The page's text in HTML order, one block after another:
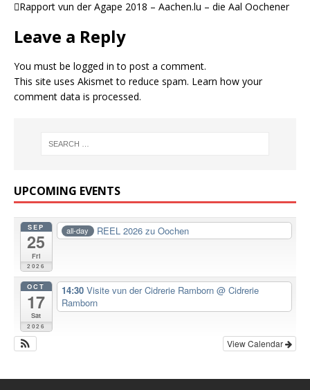
Rapport vun der Agape 2018 – Aachen.lu – die Aal Oochener
Leave a Reply
You must be logged in to post a comment.
This site uses Akismet to reduce spam. Learn how your
comment data is processed.
UPCOMING EVENTS
SEP
25
Fri
2026
all-day REEL 2026 zu Oochen
OCT
17
Sat
2026
14:30 Visite vun der Cidrerie Ramborn @ Cidrerie
Ramborn
View Calendar